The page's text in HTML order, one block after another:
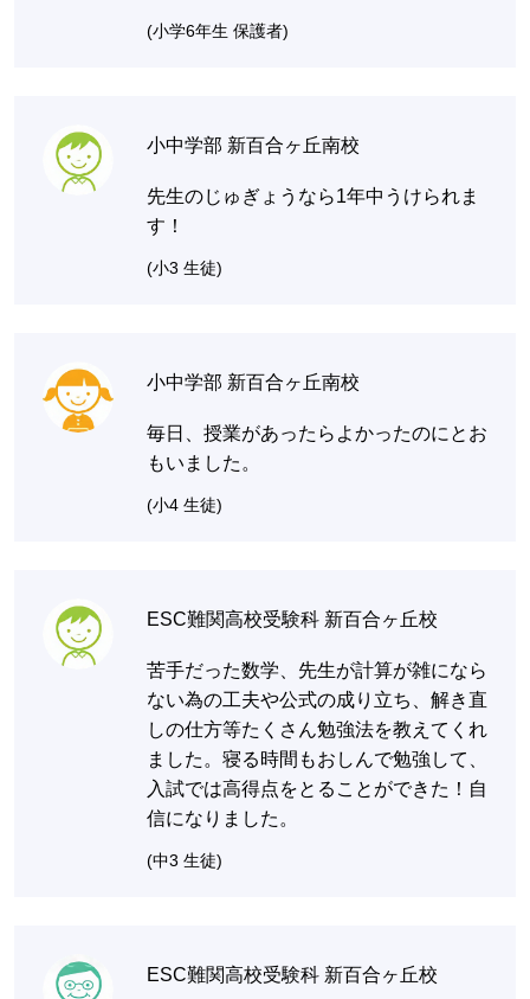
(小学6年生 保護者)
小中学部 新百合ヶ丘南校
先生のじゅぎょうなら1年中うけられま
す！
(小3 生徒)
小中学部 新百合ヶ丘南校
毎日、授業があったらよかったのにとお
もいました。
(小4 生徒)
ESC難関高校受験科 新百合ヶ丘校
苦手だった数学、先生が計算が雑になら
ない為の工夫や公式の成り立ち、解き直
しの仕方等たくさん勉強法を教えてくれ
ました。寝る時間もおしんで勉強して、
入試では高得点をとることができた！自
信になりました。
(中3 生徒)
ESC難関高校受験科 新百合ヶ丘校